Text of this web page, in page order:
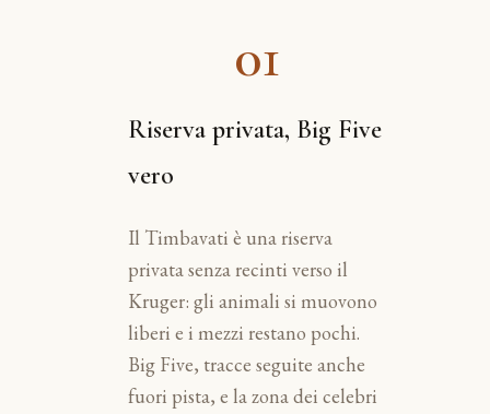
01
Riserva privata, Big Five
vero
Il Timbavati è una riserva
privata senza recinti verso il
Kruger: gli animali si muovono
liberi e i mezzi restano pochi.
Big Five, tracce seguite anche
fuori pista, e la zona dei celebri